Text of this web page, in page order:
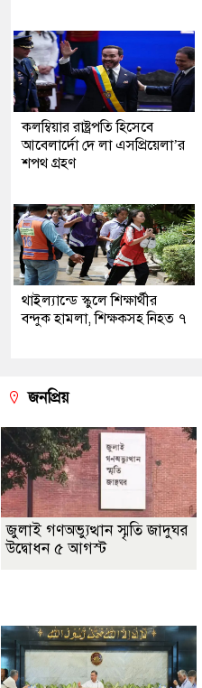
কলম্বিয়ার রাষ্ট্রপতি হিসেবে
আবেলার্দো দে লা এসপ্রিয়েলা’র
শপথ গ্রহণ
থাইল্যান্ডে স্কুলে শিক্ষার্থীর
বন্দুক হামলা, শিক্ষকসহ নিহত ৭
জনপ্রিয়
জুলাই গণঅভ্যুত্থান স্মৃতি জাদুঘর
উদ্বোধন ৫ আগস্ট